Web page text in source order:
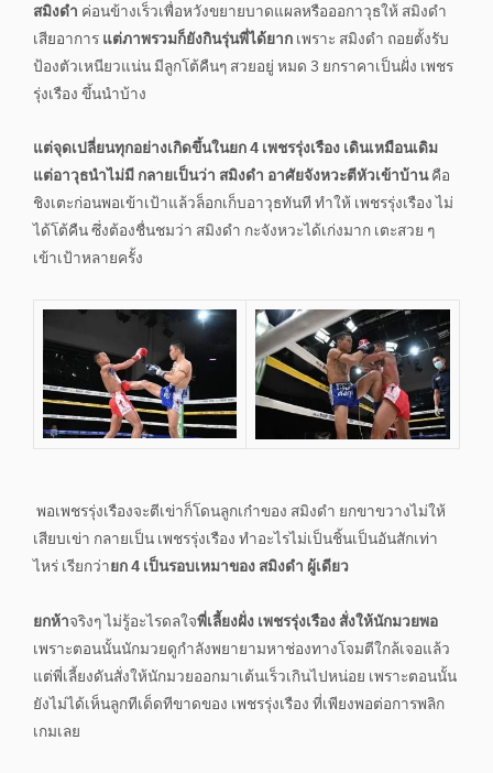
สมิงดำ ค่อนข้างเร็วเพื่อหวังขยายบาดแผลหรือออกาวุธให้ สมิงดำ
เสียอาการแต่ภาพรวมก็ยังกินรุ่นพี่ได้ยากเพราะ สมิงดำ ถอยตั้งรับ
ป้องตัวเหนียวแน่น มีลูกโต้คืนๆ สวยอยู่ หมด 3 ยกราคาเป็นฝั่ง เพชร
รุ่งเรือง ขึ้นนำบ้าง
แต่จุดเปลี่ยนทุกอย่างเกิดขึ้นในยก 4 เพชรรุ่งเรือง เดินเหมือนเดิม
แต่อาวุธนำไม่มี กลายเป็นว่า สมิงดำ อาศัยจังหวะตีหัวเข้าบ้านคือ
ชิงเตะก่อนพอเข้าเป้าแล้วล็อกเก็บอาวุธทันที ทำให้ เพชรรุ่งเรือง ไม่
ได้โต้คืน ซึ่งต้องชื่นชมว่า สมิงดำ กะจังหวะได้เก่งมาก เตะสวย ๆ
เข้าเป้าหลายครั้ง
พอเพชรรุ่งเรืองจะตีเข่าก็โดนลูกเก๋าของ สมิงดำ ยกขาขวางไม่ให้
เสียบเข่า กลายเป็น เพชรรุ่งเรือง ทำอะไรไม่เป็นชิ้นเป็นอันสักเท่า
ไหร่ เรียกว่ายก 4 เป็นรอบเหมาของ สมิงดำ ผู้เดียว
ยกห้าจริงๆ ไม่รู้อะไรดลใจพี่เลี้ยงฝั่ง เพชรรุ่งเรือง สั่งให้นักมวยพอ
เพราะตอนนั้นนักมวยดูกำลังพยายามหาช่องทางโจมตีใกล้เจอแล้ว
แต่พี่เลี้ยงดันสั่งให้นักมวยออกมาเต้นเร็วเกินไปหน่อย เพราะตอนนั้น
ยังไม่ได้เห็นลูกทีเด็ดทีขาดของ เพชรรุ่งเรือง ที่เพียงพอต่อการพลิก
เกมเลย